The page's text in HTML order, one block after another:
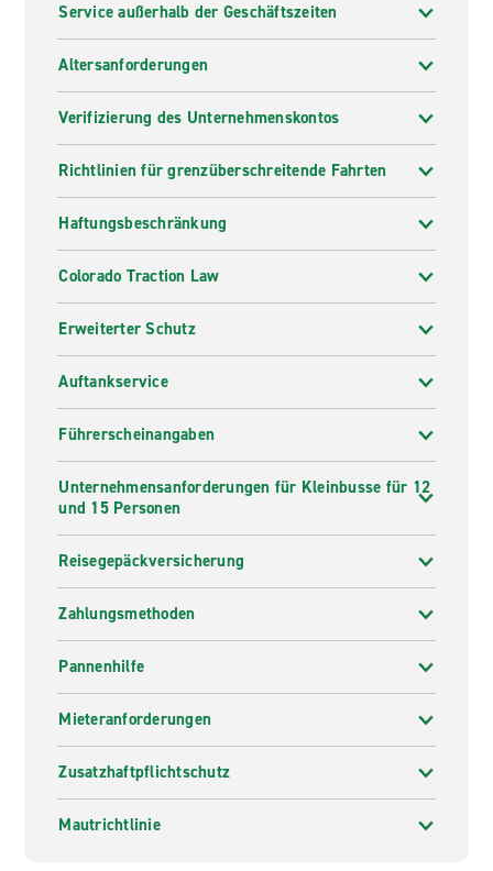
Service außerhalb der Geschäftszeiten
Altersanforderungen
Verifizierung des Unternehmenskontos
Richtlinien für grenzüberschreitende Fahrten
Haftungsbeschränkung
Colorado Traction Law
Erweiterter Schutz
Auftankservice
Führerscheinangaben
Unternehmensanforderungen für Kleinbusse für 12
und 15 Personen
Reisegepäckversicherung
Zahlungsmethoden
Pannenhilfe
Mieteranforderungen
Zusatzhaftpflichtschutz
Mautrichtlinie